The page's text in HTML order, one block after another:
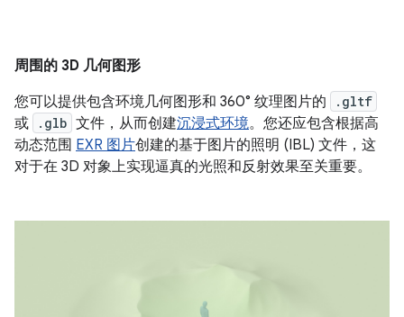
周围的 3D 几何图形
您可以提供包含环境几何图形和 360° 纹理图片的
.gltf
或 .glb 文件，从而创建沉浸式环境。您还应包含根据高
动态范围 EXR 图片创建的基于图片的照明 (IBL) 文件，这
对于在 3D 对象上实现逼真的光照和反射效果至关重要。